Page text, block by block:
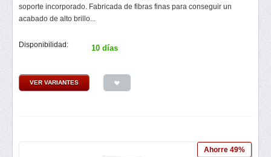
soporte incorporado. Fabricada de fibras finas para conseguir un
acabado de alto brillo...
Disponibilidad: 10 días
VER VARIANTES
Ahorre 49%